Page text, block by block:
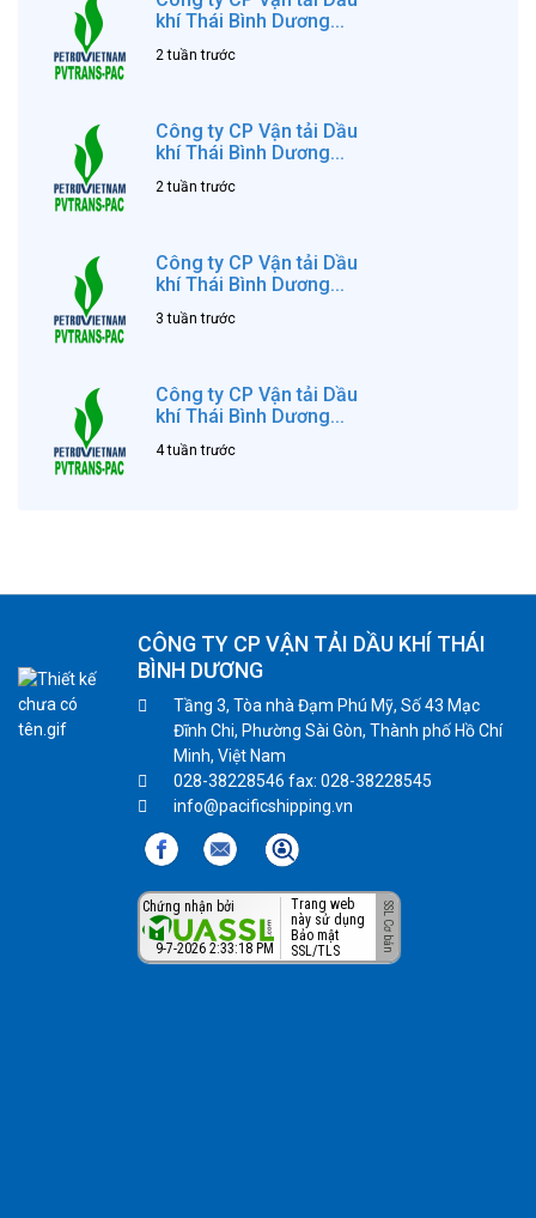
khí Thái Bình Dương...
2 tuần trước
Công ty CP Vận tải Dầu
khí Thái Bình Dương...
2 tuần trước
Công ty CP Vận tải Dầu
khí Thái Bình Dương...
3 tuần trước
Công ty CP Vận tải Dầu
khí Thái Bình Dương...
4 tuần trước
CÔNG TY CP VẬN TẢI DẦU KHÍ THÁI
BÌNH DƯƠNG
Tầng 3, Tòa nhà Đạm Phú Mỹ, Số 43 Mạc
Đĩnh Chi, Phường Sài Gòn, Thành phố Hồ Chí
Minh, Việt Nam
028-38228546 fax: 028-38228545
info@pacificshipping.vn
Chứng nhận bởi
9-7-2026 2:33:18 PM
Trang web
này sử dụng
Bảo mật
SSL/TLS